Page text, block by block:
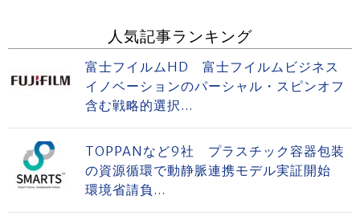
人気記事ランキング
富士フイルムHD 富士フイルムビジネス
イノベーションのパーシャル・スピンオフ
含む戦略的選択...
TOPPANなど9社 プラスチック容器包装
の資源循環で動静脈連携モデル実証開始
環境省請負...